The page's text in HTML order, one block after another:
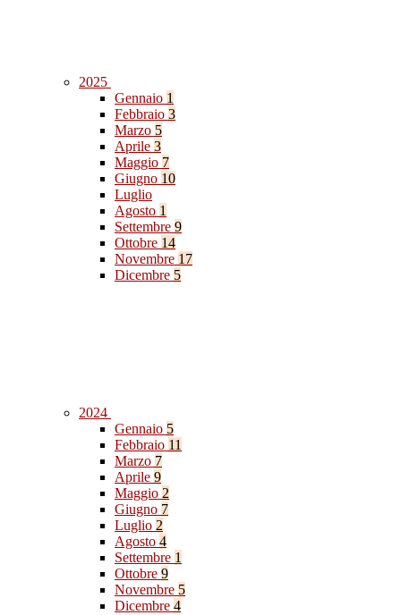
2025
Gennaio 1
Febbraio 3
Marzo 5
Aprile 3
Maggio 7
Giugno 10
Luglio
Agosto 1
Settembre 9
Ottobre 14
Novembre 17
Dicembre 5
2024
Gennaio 5
Febbraio 11
Marzo 7
Aprile 9
Maggio 2
Giugno 7
Luglio 2
Agosto 4
Settembre 1
Ottobre 9
Novembre 5
Dicembre 4